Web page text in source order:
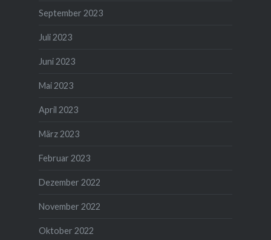
September 2023
Juli 2023
Juni 2023
Mai 2023
April 2023
März 2023
Februar 2023
Dezember 2022
November 2022
Oktober 2022